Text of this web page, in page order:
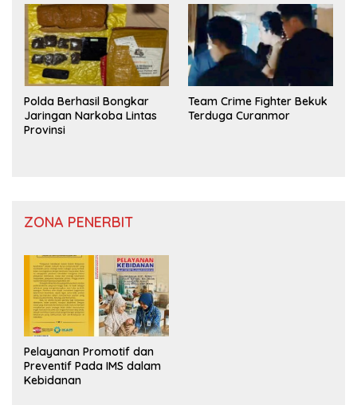
Polda Berhasil Bongkar
Jaringan Narkoba Lintas
Provinsi
Team Crime Fighter Bekuk
Terduga Curanmor
ZONA PENERBIT
Pelayanan Promotif dan
Preventif Pada IMS dalam
Kebidanan